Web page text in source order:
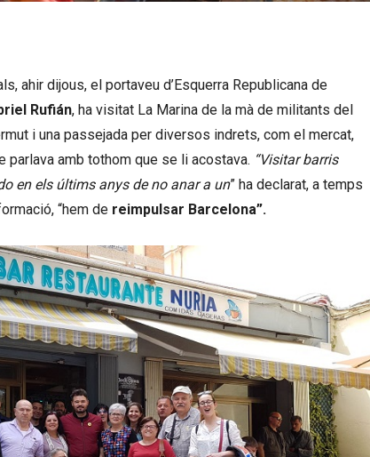
ahir dijous, el portaveu d’Esquerra Republicana de
Rufián, ha visitat La Marina de la mà de militants del
i una passejada per diversos indrets, com el mercat,
amb tothom que se li acostava. “Visitar barris
en els últims anys de no anar a un” ha declarat, a temps
“hem de reimpulsar Barcelona”.